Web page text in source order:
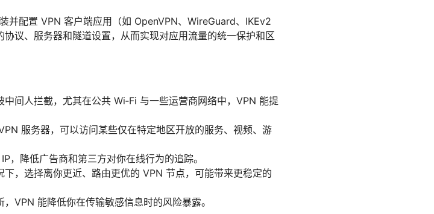
配置 VPN 客户端应用（如 OpenVPN、WireGuard、IKEv2
议、服务器和隧道设置，从而实现对应用流量的统一保护和区
间人拦截，尤其在公共 Wi‑Fi 与一些运营商网络中，VPN 能提
服务器，可以访问某些仅在特定地区开放的服务、视频、游
，降低广告商和第三方对你在线行为的追踪。
，选择离你更近、路由更优的 VPN 节点，可能带来更稳定的
VPN 能降低你在传输敏感信息时的风险暴露。